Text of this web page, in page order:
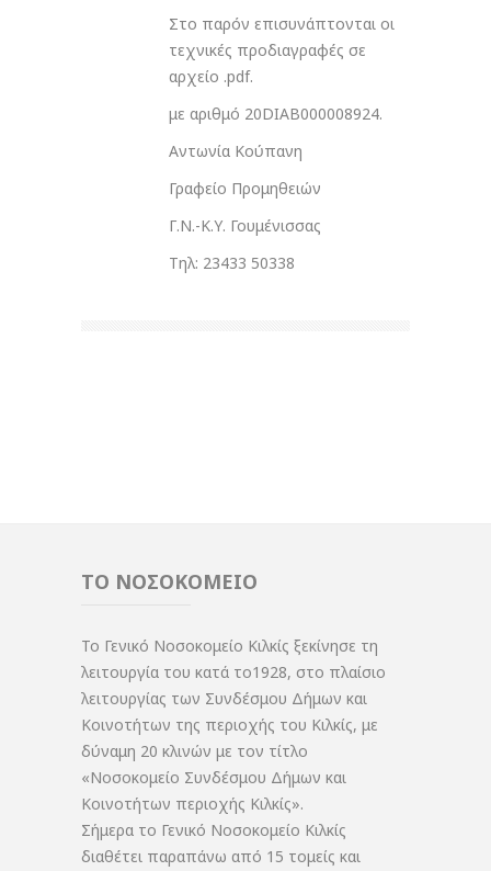
Στο παρόν επισυνάπτονται οι
τεχνικές προδιαγραφές σε
αρχείο .pdf.
με αριθμό 20DIAB000008924.
Αντωνία Κούπανη
Γραφείο Προμηθειών
Γ.Ν.-Κ.Υ. Γουμένισσας
Τηλ: 23433 50338
ΤΟ ΝΟΣΟΚΟΜΕΙΟ
Το Γενικό Νοσοκομείο Κιλκίς ξεκίνησε τη
λειτουργία του κατά το1928, στο πλαίσιο
λειτουργίας των Συνδέσμου Δήμων και
Κοινοτήτων της περιοχής του Κιλκίς, με
δύναμη 20 κλινών με τον τίτλο
«Νοσοκομείο Συνδέσμου Δήμων και
Κοινοτήτων περιοχής Κιλκίς».
Σήμερα το Γενικό Νοσοκομείο Κιλκίς
διαθέτει παραπάνω από 15 τομείς και